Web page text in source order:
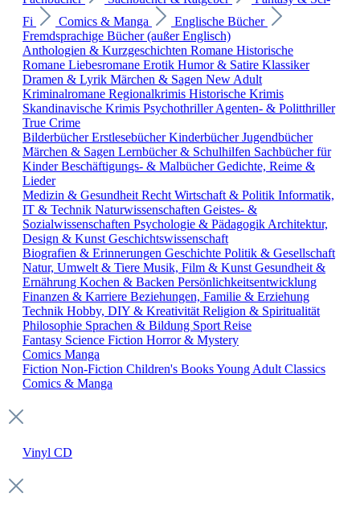
Fi
Comics & Manga
Englische Bücher
Fremdsprachige Bücher (außer Englisch)
Anthologien & Kurzgeschichten Romane Historische
Romane Liebesromane Erotik Humor & Satire Klassiker
Dramen & Lyrik Märchen & Sagen New Adult
Kriminalromane Regionalkrimis Historische Krimis
Skandinavische Krimis PsychothrillerAgenten- & Politthriller
True Crime
BilderbücherErstlesebücherKinderbücherJugendbücher
Märchen & Sagen Lernbücher & Schulhilfen Sachbücher für
KinderBeschäftigungs- & MalbücherGedichte, Reime &
Lieder
Medizin & Gesundheit Recht Wirtschaft & Politik Informatik,
IT & Technik Naturwissenschaften Geistes- &
Sozialwissenschaften Psychologie & Pädagogik Architektur,
Design & Kunst Geschichtswissenschaft
Biografien & Erinnerungen Geschichte Politik & Gesellschaft
Natur, Umwelt & Tiere Musik, Film & Kunst Gesundheit &
Ernährung Kochen & Backen Persönlichkeitsentwicklung
Finanzen & Karriere Beziehungen, Familie & Erziehung
Technik Hobby, DIY & Kreativität Religion & Spiritualität
Philosophie Sprachen & Bildung Sport Reise
Fantasy Science Fiction Horror & Mystery
Comics Manga
Fiction Non-Fiction Children's BooksYoung Adult Classics
Comics & Manga
Vinyl CD